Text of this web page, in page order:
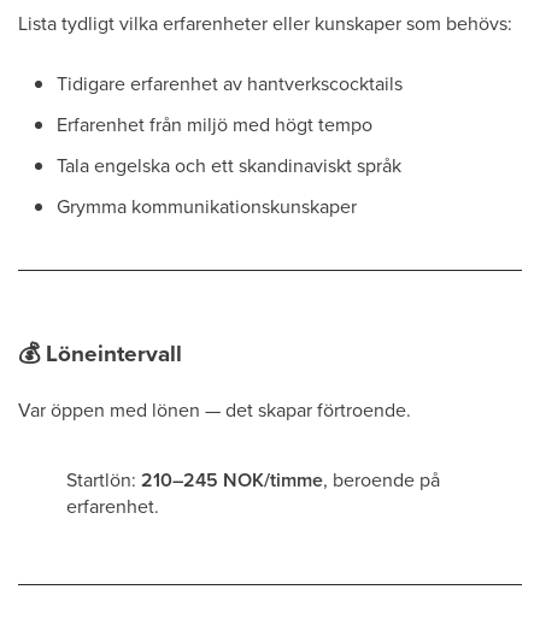
Lista tydligt vilka erfarenheter eller kunskaper som behövs:
Tidigare erfarenhet av hantverkscocktails
Erfarenhet från miljö med högt tempo
Tala engelska och ett skandinaviskt språk
Grymma kommunikationskunskaper
💰Löneintervall
Var öppen med lönen — det skapar förtroende.
Startlön: 210–245 NOK/timme, beroende på
erfarenhet.